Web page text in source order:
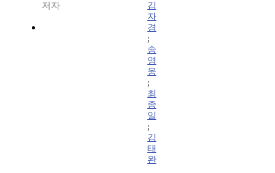
저자
김
자
경
;
송
영
웅
;
최
종
일
;
김
태
완